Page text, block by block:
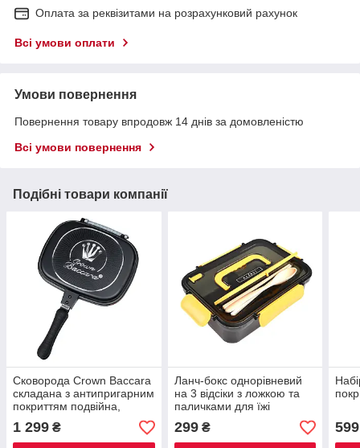
Оплата за реквізитами на розрахунковий рахунок
Всі умови оплати
Умови повернення
Повернення товару впродовж 14 днів за домовленістю
Всі умови повернення
Подібні товари компанії
Сковорода Crown Baccara
складана з антипригарним
покриттям подвійна,
1 299 ₴
Ланч-бокс однорівневий
на 3 відсіки з ложкою та
паличками для їжі
299₴ 599